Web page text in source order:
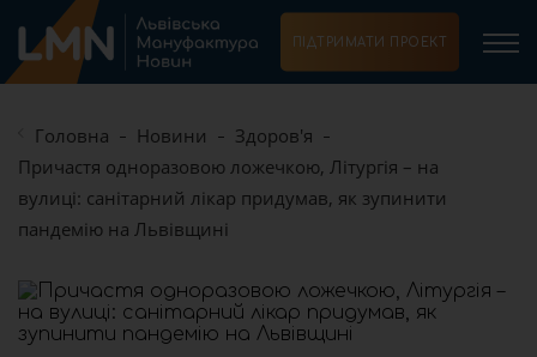
ПІДТРИМАТИ ПРОЕКТ
Головна Новини
Здоров'я
Причастя одноразовою ложечкою, Літургія – на
вулиці: санітарний лікар придумав, як зупинити
пандемію на Львівщині